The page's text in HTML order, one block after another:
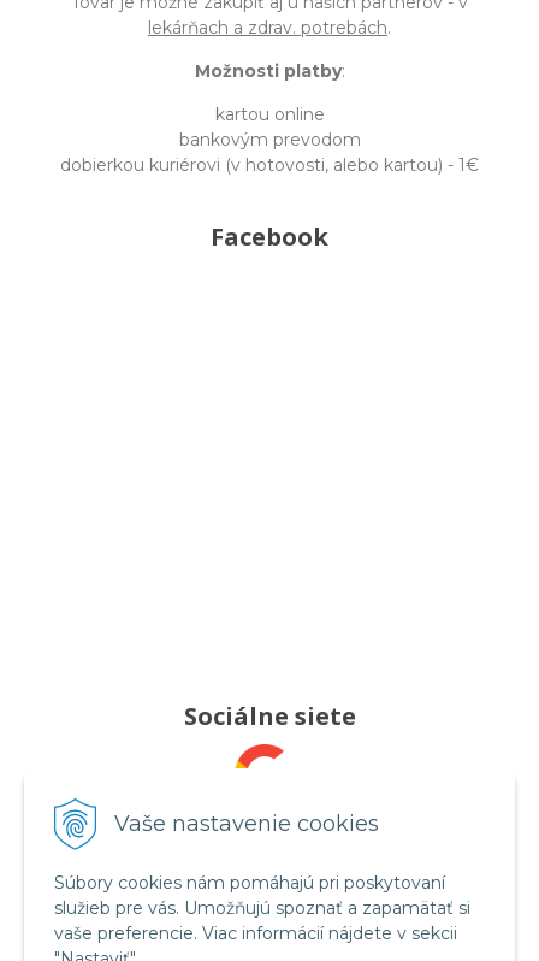
Vaše nastavenie cookies
Súbory cookies nám pomáhajú pri poskytovaní
služieb pre vás. Umožňujú spoznať a zapamätať si
vaše preferencie. Viac informácií nájdete v sekcii
lekárňach a zdrav. potrebách.
Možnosti platby:
kartou online
bankovým prevodom
dobierkou kuriérovi (v hotovosti, alebo kartou) - 1€
Facebook
Sociálne siete
Pridajte nám recenziu
Sledujte nás